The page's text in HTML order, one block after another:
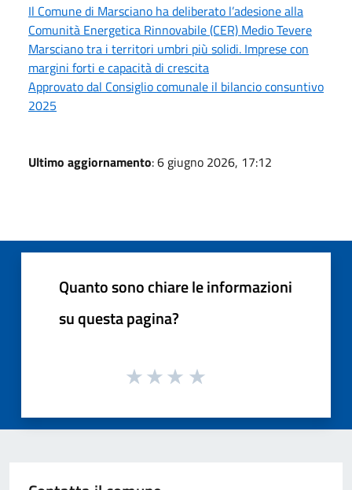
Il Comune di Marsciano ha deliberato l’adesione alla
Comunità Energetica Rinnovabile (CER) Medio Tevere
Marsciano tra i territori umbri più solidi. Imprese con
margini forti e capacità di crescita
Approvato dal Consiglio comunale il bilancio consuntivo
2025
Ultimo aggiornamento: 6 giugno 2026, 17:12
Quanto sono chiare le informazioni
su questa pagina?